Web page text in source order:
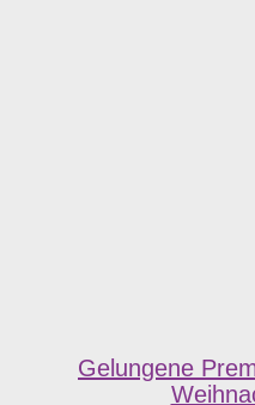
Gelungene